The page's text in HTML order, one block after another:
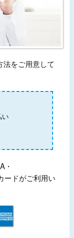
をご用意して
い
・
ードがご利用い